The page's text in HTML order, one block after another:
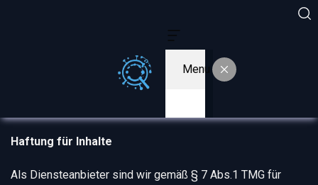
Menu
Haftung für Inhalte
Als Diensteanbieter sind wir gemäß § 7 Abs.1 TMG für